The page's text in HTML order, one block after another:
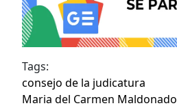
Tags:
consejo de la judicatura
Maria del Carmen Maldonado